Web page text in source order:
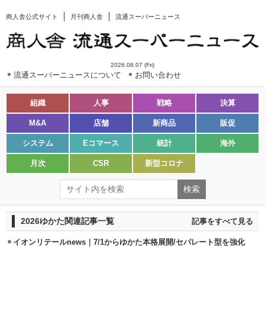
商人舎公式サイト 月刊商人舎 流通スーパーニュース
2026.08.07 (Fri)
流通スーパーニュースについて お問い合わせ
組織 人事 戦略 決算
M&A 店舗 新商品 販促
システム Eコマース 統計 海外
月次 CSR 新型コロナ
2026ゆかた関連記事一覧 記事をすべて見る
イオンリテールnews｜7/1からゆかた本格展開/セパレート型を強化